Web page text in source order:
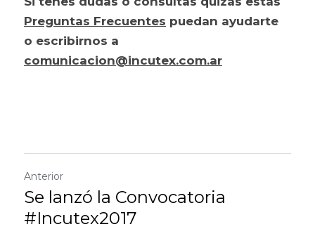
Preguntas Frecuentes puedan ayudarte
comunicacion@incutex.com.ar
Anterior
Se lanzó la Convocatoria
#Incutex2017